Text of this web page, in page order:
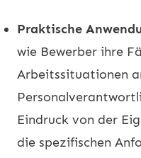
Praktische
wie Bewerber ihre
Arbeitssituationen
Eindruck von der
die spezifischen